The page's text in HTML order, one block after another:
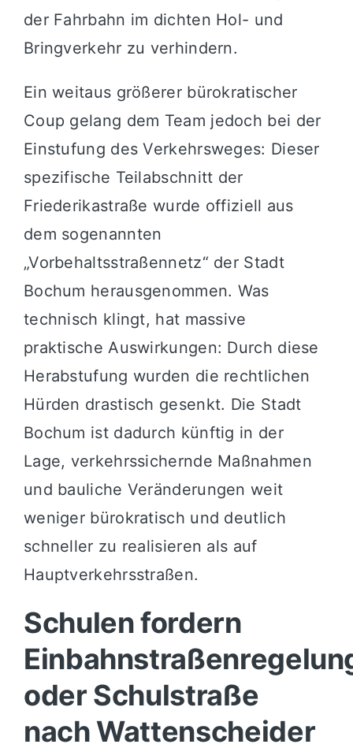
der Fahrbahn im dichten Hol- und
Bringverkehr zu verhindern.
Ein weitaus größerer bürokratischer
Coup gelang dem Team jedoch bei der
Einstufung des Verkehrsweges: Dieser
spezifische Teilabschnitt der
Friederikastraße wurde offiziell aus
dem sogenannten
„Vorbehaltsstraßennetz“ der Stadt
Bochum herausgenommen. Was
technisch klingt, hat massive
praktische Auswirkungen: Durch diese
Herabstufung wurden die rechtlichen
Hürden drastisch gesenkt. Die Stadt
Bochum ist dadurch künftig in der
Lage, verkehrssichernde Maßnahmen
und bauliche Veränderungen weit
weniger bürokratisch und deutlich
schneller zu realisieren als auf
Hauptverkehrsstraßen.
Schulen fordern
oder Schulstraße
nach Wattenscheider